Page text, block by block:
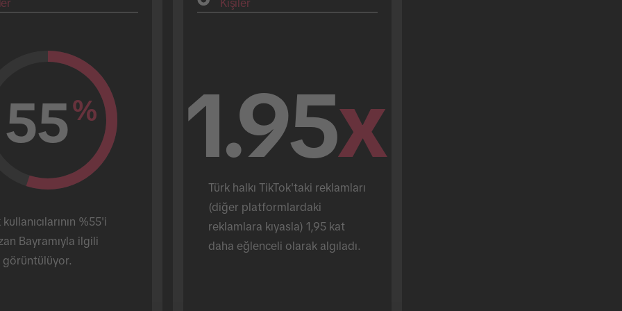
55%
%55'i
Bayramıyla ilgili
görüntülüyor.
Kişiler
1.95x
Türk halkı TikTok'taki reklamları
(diğer platformlardaki
reklamlara kıyasla) 1,95 kat
daha eğlenceli olarak algıladı.